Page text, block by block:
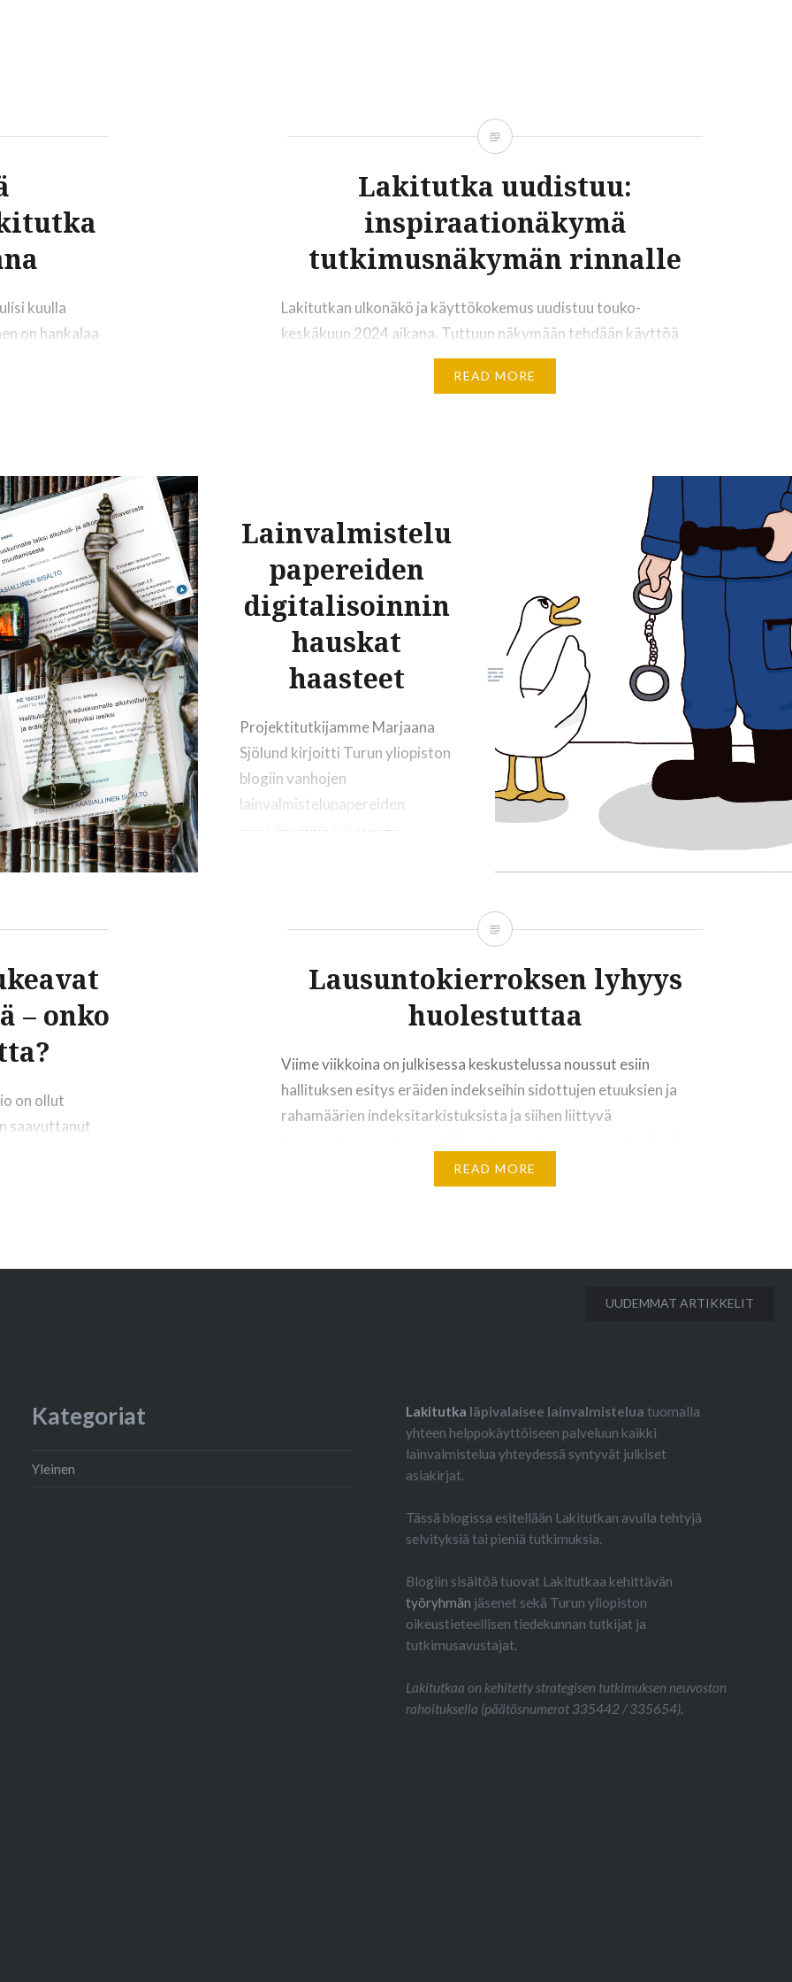
vuodesta 2020 alkaen. Tutkimuksen rahoittaa Sitra. ”Lakitutka
ja osallisuus lainvalmisteluprosessissa” -hankkeen
tutkimuskysymyksiä ovat: Tutkimus toteutetaan kesäkuuhun
2026 mennessä.
kuulla
on hankalaa
pysyä
Lakitutka uudistuu:
inspiraationäkymä
tutkimusnäkymän rinnalle
Lakitutkan ulkonäkö ja käyttökokemus uudistuu touko-
keskäkuun 2024 aikana. Tuttuun näkymään tehdään käyttöä
helpottavia parannuksia, ja vanhvat ominaisuudet säilyvät.
Rinnalle tulee kuitenkin myös uudenlainen, käyttäjää opastava ja
READ MORE
Lainvalmistelu
papereiden
digitalisoinnin
hauskat
haasteet
Projektitutkijamme Marjaana
Sjölund kirjoitti Turun yliopiston
blogiin vanhojen
lainvalmistelupapereiden
digitalisoinnista ja siihen
Juttuun pääset klikkaamalla
– onko
on ollut
saavuttanut
Lausuntokierroksen lyhyys
huolestuttaa
Viime viikkoina on julkisessa keskustelussa noussut esiin
hallituksen esitys eräiden indekseihin sidottujen etuuksien ja
rahamäärien indeksitarkistuksista ja siihen liittyvä
sen lyhyys: lausuntopyyntö on annettu 15.9. ja vastauksia
odotetaan viimeistään 24.9. Tämä jättää lausunnon laatimiselle
”säädösehdotuksista pyydettävien kirjallisten lausuntojen
READ MORE
UUDEMMAT ARTIKKELIT
Kategoriat
Yleinen
Lakitutka läpivalaisee lainvalmistelua tuomalla
yhteen helppokäyttöiseen palveluun kaikki
lainvalmistelua yhteydessä syntyvät julkiset
asiakirjat.
Tässä blogissa esitellään Lakitutkan avulla tehtyjä
selvityksiä tai pieniä tutkimuksia.
Blogiin sisältöä tuovat Lakitutkaa kehittävän
työryhmän jäsenet sekä Turun yliopiston
oikeustieteellisen tiedekunnan tutkijat ja
tutkimusavustajat.
Lakitutkaa on kehitetty strategisen tutkimuksen neuvoston
rahoituksella (päätösnumerot 335442 / 335654).